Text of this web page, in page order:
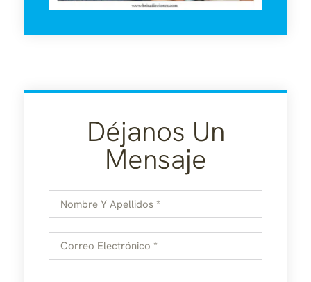
Déjanos Un
Mensaje